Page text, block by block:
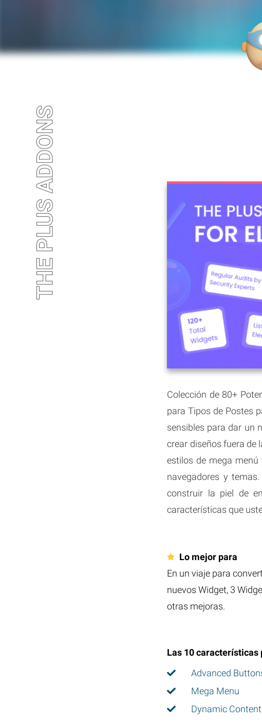
THE PLUS ADDONS
Colección de 80+
para Tipos de Postes
sensibles para dar un
crear diseños fuera de
estilos de mega
navegadores y
construir la piel de
características que
Lo mejor para
En un viaje para
nuevos Widget, 3
otras mejoras.
Las 10 características
Advanced
Mega Menu
Dynamic